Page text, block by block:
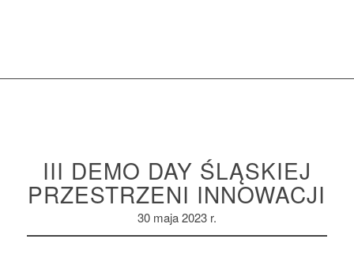
III DEMO DAY ŚLĄSKIEJ
PRZESTRZENI INNOWACJI
30 maja 2023 r.